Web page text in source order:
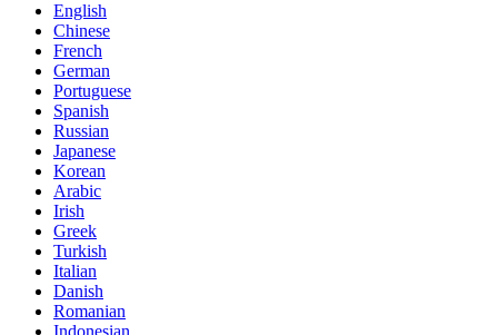
English
Chinese
French
German
Portuguese
Spanish
Russian
Japanese
Korean
Arabic
Irish
Greek
Turkish
Italian
Danish
Romanian